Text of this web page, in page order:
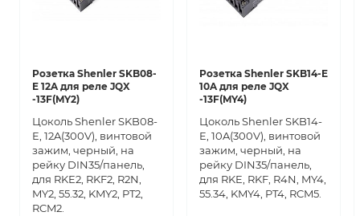
Розетка Shenler SKB08-
E 12A для реле JQX
-13F(MY2)
Цоколь Shenler SKB08-
E, 12A(300V), винтовой
зажим, черный, на
рейку DIN35/панель,
для RKE2, RKF2, R2N,
MY2, 55.32, KMY2, PT2,
RCM2.
Розетка Shenler SKB14-E
10A для реле JQX
-13F(MY4)
Цоколь Shenler SKB14-
E, 10A(300V), винтовой
зажим, черный, на
рейку DIN35/панель,
для RKE, RKF, R4N, MY4,
55.34, KMY4, PT4, RCM5.